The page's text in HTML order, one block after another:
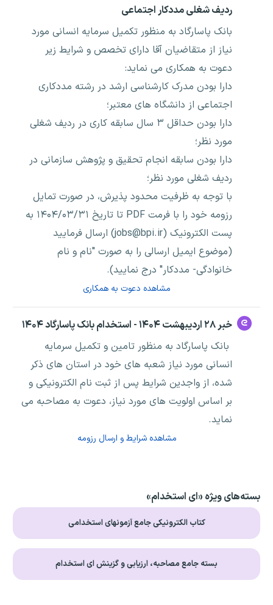
ردیف شغلی مددکار اجتماعی
بانک پاسارگاد به منظور تکمیل سرمایه انسانی مورد
نیاز از متقاضیان آقا دارای تخصص و شرایط زیر
دعوت به همکاری می نماید:
دارا بودن مدرک کارشناسی ارشد در رشته مددکاری
اجتماعی از دانشگاه های معتبر؛
دارا بودن حداقل ۳ سال سابقه کاری در ردیف شغلی
مورد نظر؛
دارا بودن سابقه انجام تحقیق و پژوهش سازمانی در
ردیف شغلی مورد نظر؛
با توجه به ظرفیت محدود پذیرش، در صورت تمایل
رزومه خود را با فرمت PDF تا تاریخ ۱۴۰۴/۰۳/۳۱ به
پست الکترونیک (jobs@bpi.ir) ارسال فرمایید
(موضوع ایمیل ارسالی را به صورت "نام و نام
خانوادگی- مددکار" درج نمایید).
مشاهده دعوت به همکاری
خبر ۲۸ اردیبهشت ۱۴۰۴ - استخدام بانک پاسارگاد ۱۴۰۴
بانک پاسارگاد به منظور تامین و تکمیل سرمایه
انسانی مورد نیاز شعبه های خود در استان های ذکر
شده، از واجدین شرایط پس از ثبت نام الکترونیکی و
بر اساس اولویت های مورد نیاز، دعوت به مصاحبه می
نماید.
مشاهده شرایط و ارسال رزومه
بسته‌های ویژه «ای استخدام»
کتاب الکترونیکی جامع آزمونهای استخدامی
بسته جامع مصاحبه، ارزیابی و گزینش ای استخدام